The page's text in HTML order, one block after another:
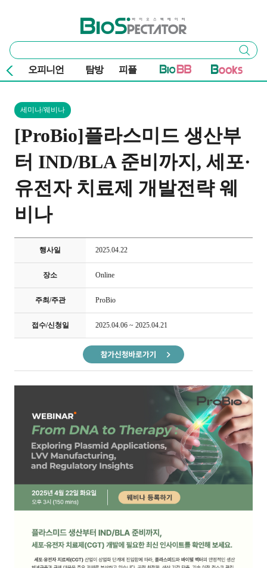
바이오스펙테이터
통
합
검
색
검색
오피니언 탐방 피플
세미나/웨비나
[ProBio]플라스미드 생산부
터 IND/BLA 준비까지, 세포·
유전자 치료제 개발전략 웨
비나
행사일 2025.04.22
장소 Online
주최/주관 ProBio
접수/신청일 2025.04.06 ~ 2025.04.21